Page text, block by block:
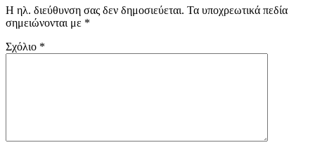
Η ηλ. διεύθυνση σας δεν δημοσιεύεται. Τα υποχρεωτικά πεδία
σημειώνονται με *
Σχόλιο *